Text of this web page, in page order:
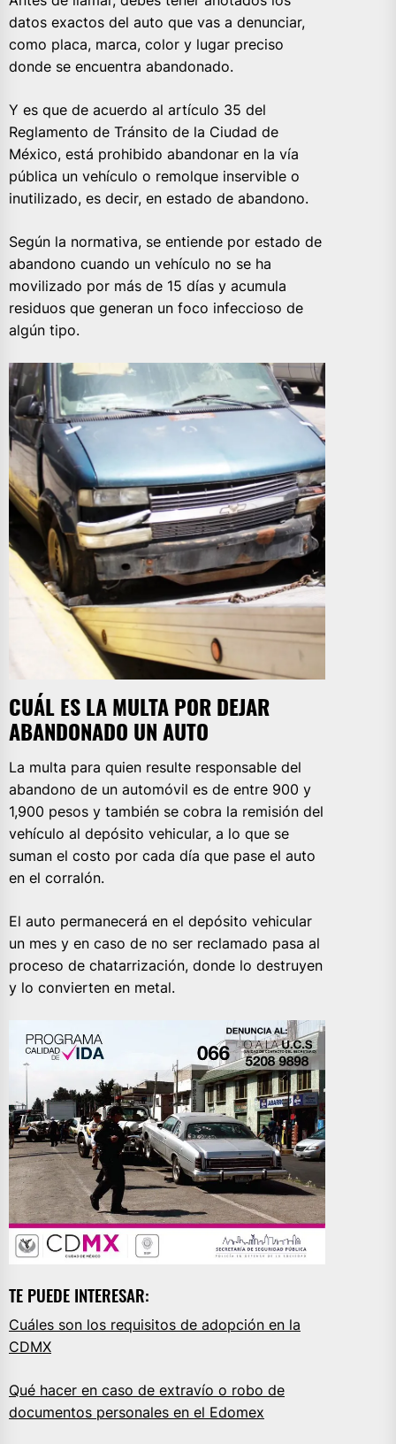
datos exactos del auto que vas a denunciar,
como placa, marca, color y lugar preciso
donde se encuentra abandonado.
Y es que de acuerdo al artículo 35 del
Reglamento de Tránsito de la Ciudad de
México, está prohibido abandonar en la vía
pública un vehículo o remolque inservible o
inutilizado, es decir, en estado de abandono.
Según la normativa, se entiende por estado de
abandono cuando un vehículo no se ha
movilizado por más de 15 días y acumula
residuos que generan un foco infeccioso de
algún tipo.
CUÁL ES LA MULTA POR DEJAR
ABANDONADO UN AUTO
La multa para quien resulte responsable del
abandono de un automóvil es de entre 900 y
1,900 pesos y también se cobra la remisión del
vehículo al depósito vehicular, a lo que se
suman el costo por cada día que pase el auto
en el corralón.
El auto permanecerá en el depósito vehicular
un mes y en caso de no ser reclamado pasa al
proceso de chatarrización, donde lo destruyen
y lo convierten en metal.
TE PUEDE INTERESAR:
Cuáles son los requisitos de adopción en la
CDMX
Qué hacer en caso de extravío o robo de
documentos personales en el Edomex